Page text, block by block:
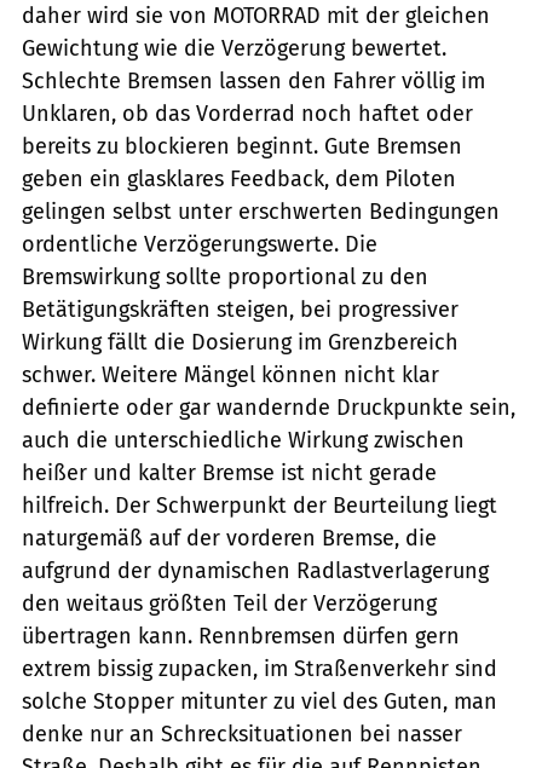
daher wird sie von MOTORRAD mit der gleichen
Gewichtung wie die Verzögerung bewertet.
Schlechte Bremsen lassen den Fahrer völlig im
Unklaren, ob das Vorderrad noch haftet oder
bereits zu blockieren beginnt. Gute Bremsen
geben ein glasklares Feedback, dem Piloten
gelingen selbst unter erschwerten Bedingungen
ordentliche Verzögerungswerte. Die
Bremswirkung sollte proportional zu den
Betätigungskräften steigen, bei progressiver
Wirkung fällt die Dosierung im Grenzbereich
schwer. Weitere Mängel können nicht klar
definierte oder gar wandernde Druckpunkte sein,
auch die unterschiedliche Wirkung zwischen
heißer und kalter Bremse ist nicht gerade
hilfreich. Der Schwerpunkt der Beurteilung liegt
naturgemäß auf der vorderen Bremse, die
aufgrund der dynamischen Radlastverlagerung
den weitaus größten Teil der Verzögerung
übertragen kann. Rennbremsen dürfen gern
extrem bissig zupacken, im Straßenverkehr sind
solche Stopper mitunter zu viel des Guten, man
denke nur an Schrecksituationen bei nasser